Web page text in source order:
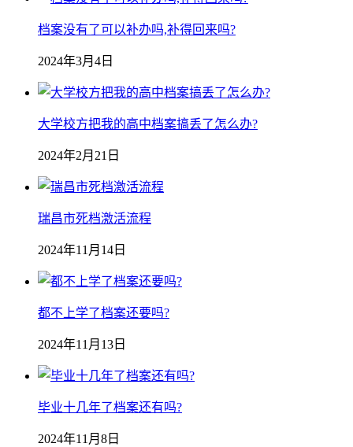
档案没有了可以补办吗,补得回来吗?
2024年3月4日
大学校方把我的高中档案搞丢了怎么办?
2024年2月21日
瑞昌市死档激活流程
2024年11月14日
都不上学了档案还要吗?
2024年11月13日
毕业十几年了档案还有吗?
2024年11月8日